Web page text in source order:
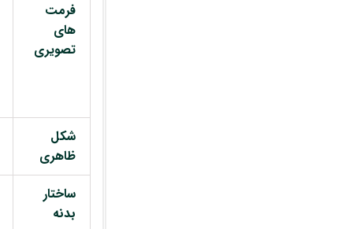
فرمت
های
تصویری
شکل
ظاهری
ساختار
بدنه